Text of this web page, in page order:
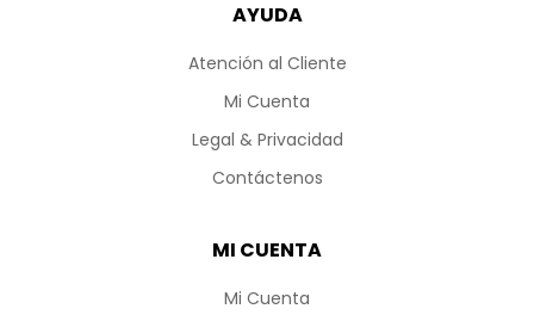
AYUDA
Atención al Cliente
Mi Cuenta
Legal & Privacidad
Contáctenos
MI CUENTA
Mi Cuenta